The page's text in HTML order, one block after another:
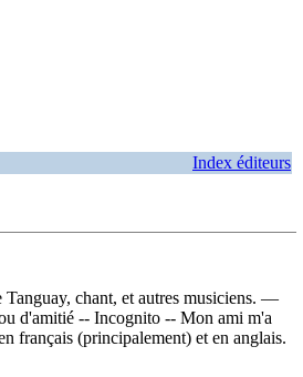
Index éditeurs
chant, et autres musiciens. —
d'amitié -- Incognito -- Mon ami m'a
français (principalement) et en anglais.